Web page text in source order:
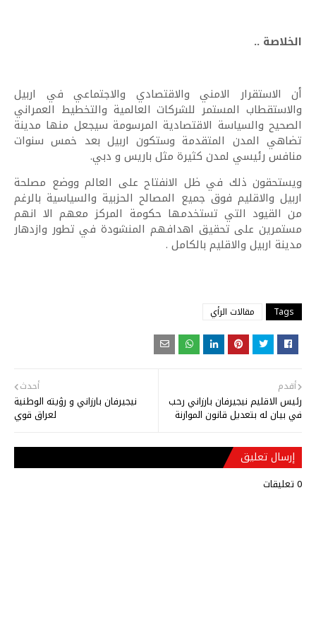
الخلاصة ..
أن الاستقرار الامني والاقتصادي والاجتماعي في اربيل
والاستقطاب المستمر للشركات العالمية والتخطيط العمراني
الصحيح والسياسة الاقتصادية المرسومة سيجعل منها مدينة
تضاهي المدن المتقدمة وستكون اربيل بعد خمس سنوات
منافس رئيسي لمدن كثيرة مثل باريس و دبي.
ويستحقون ذلك في ظل الانفتاح على العالم ووضع مصلحة
اربيل والاقليم فوق جميع المصالح الحزبية والسياسية بالرغم
من القيود التي تستخدمها حكومة المركز معهم الا انهم
مستمرين على تحقيق اهدافهم المنشودة في تطور وازدهار
مدينة اربيل والاقليم بالكامل .
Tags مقالات الرأي
أحدث
نيجيرفان بارزاني و رۉيته الوطنية
لعراق قوي
أقدم
رئيس الاقليم نيجيرفان بارزاني رحب
في بيان له بتعديل قانون الموازنة
إرسال تعليق
0 تعليقات